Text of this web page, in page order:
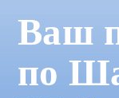
Ваш
по